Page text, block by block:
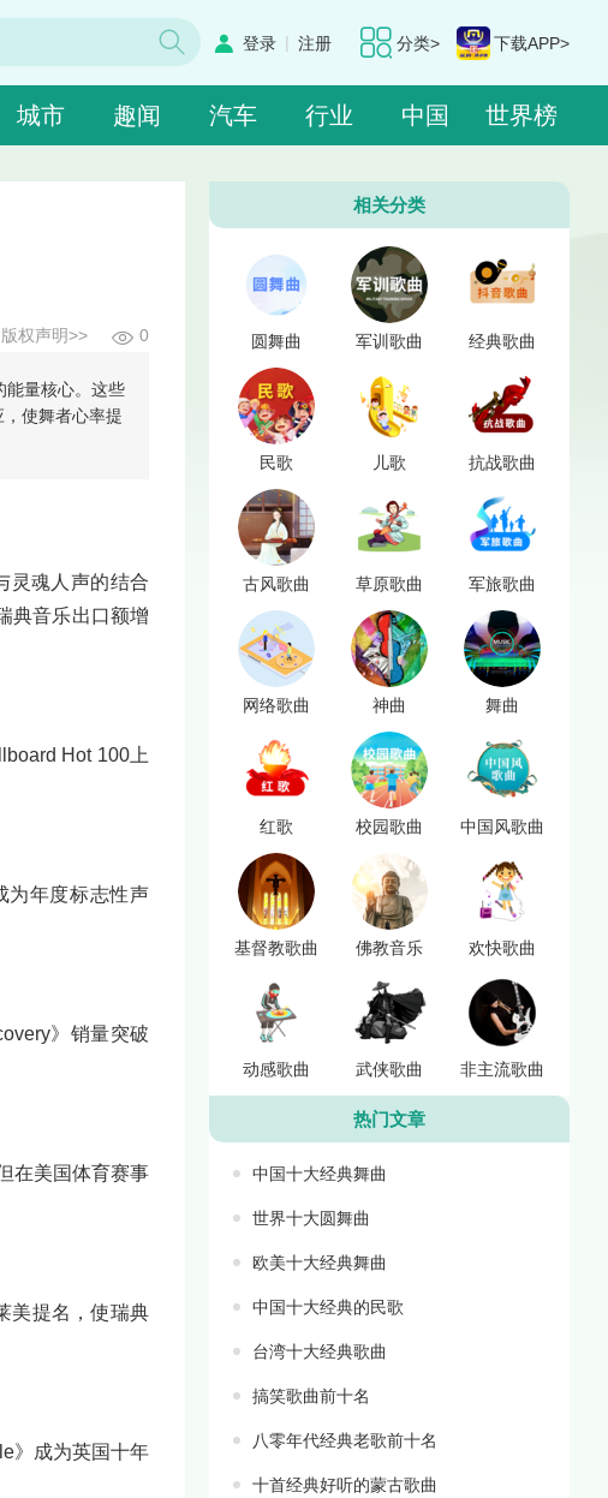
分类> 下载APP>
登录 | 注册
城市 趣闻 汽车 行业 中国 世界榜
0
版权声明>>
能量核心。这些
使舞者心率提
灵魂人声的结合
典音乐出口额增
Hot 100上
为年度标志性声
》销量突破
在美国体育赛事
美提名，使瑞典
》成为英国十年
相关分类
圆舞曲 军训歌曲 经典歌曲
民歌 儿歌 抗战歌曲
古风歌曲 草原歌曲 军旅歌曲
网络歌曲 神曲 舞曲
红歌 校园歌曲 中国风歌曲
基督教歌曲 佛教音乐 欢快歌曲
动感歌曲 武侠歌曲 非主流歌曲
热门文章
中国十大经典舞曲
世界十大圆舞曲
欧美十大经典舞曲
中国十大经典的民歌
台湾十大经典歌曲
搞笑歌曲前十名
八零年代经典老歌前十名
十首经典好听的蒙古歌曲